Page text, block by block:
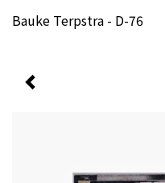
Bauke Terpstra - D-76